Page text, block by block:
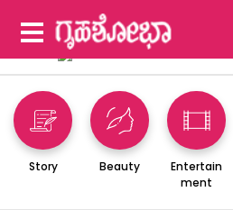
Story Beauty
Entertain
ment